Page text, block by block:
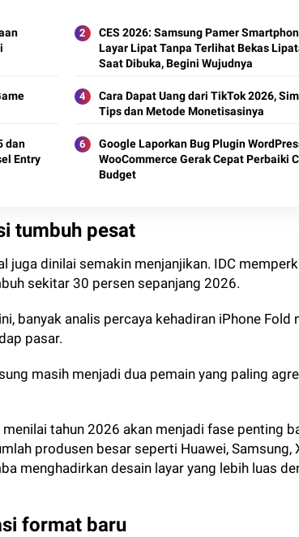
CES 2026: Samsung Pamer
Layar Lipat Tanpa Terlihat Bekas
Saat Dibuka, Begini Wujudnya
Cara Dapat Uang dari TikTok 2026,
Tips dan Metode Monetisasinya
dan
Entry
Google Laporkan Bug Plugin
WooCommerce Gerak Cepat Perbaiki
Budget
tumbuh pesat
juga dinilai semakin menjanjikan. IDC
sekitar 30 persen sepanjang 2026.
banyak analis percaya kehadiran iPhone Fold
pasar.
masih menjadi dua pemain yang paling
tahun 2026 akan menjadi fase penting
produsen besar seperti Huawei, Samsung,
menghadirkan desain layar yang lebih luas
format baru